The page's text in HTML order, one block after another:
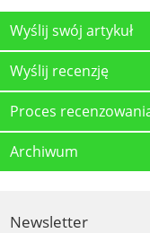
Wyślij swój artykuł
Wyślij recenzję
Proces
Archiwum
Newsletter